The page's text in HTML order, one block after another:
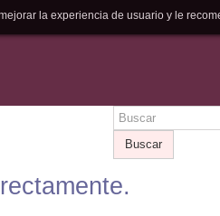
Buscar
la experiencia de usuario y le